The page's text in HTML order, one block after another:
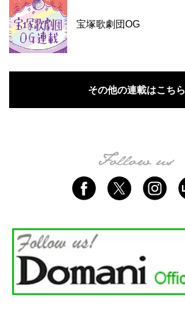
宝塚歌劇団OG
その他の連載はこちら